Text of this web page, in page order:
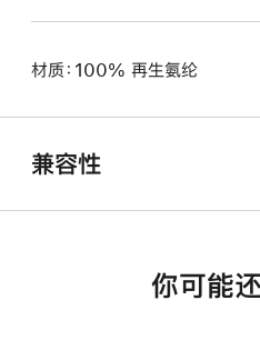
材质：100% 再生氨纶
兼容性
你可能